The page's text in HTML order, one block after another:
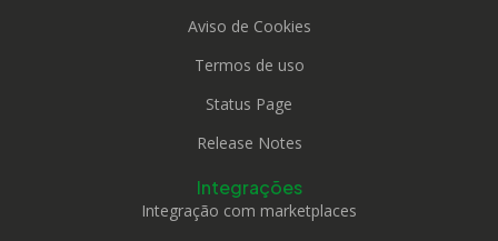
Aviso de Cookies
Termos de uso
Status Page
Release Notes
Integrações
Integração com marketplaces